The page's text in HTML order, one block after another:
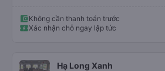
những quan điểm sống rất ấn tượng. Mình
ở Ninh Bình thôi. Rất mong lần sau được anh lái
chuyến xe hơn để nhiều người biết đến anh hơn.
Không cần thanh toán trước
Xác nhận chỗ ngay lập tức
Hạ Long Xanh